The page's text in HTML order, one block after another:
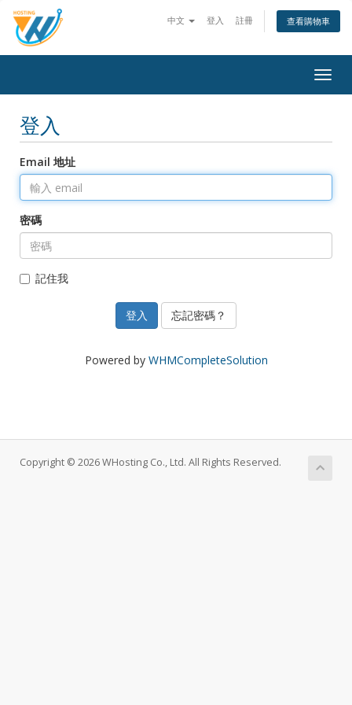
中文 登入 註冊 查看購物車
登入
Email 地址
密碼
記住我
忘記密碼？
Powered by WHMCompleteSolution
Copyright © 2026 WHosting Co., Ltd. All Rights Reserved.